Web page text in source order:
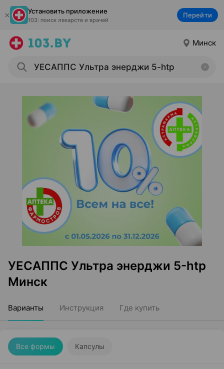
Установить приложение
103: поиск лекарств и врачей
Перейти
Минск
УЕСАППС Ультра энерджи 5-htp
Минск
Варианты Инструкция Где купить
Все формы Капсулы